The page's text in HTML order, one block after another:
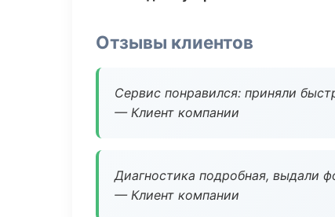
Отзывы клиентов
Сервис понравился: приняли
— Клиент компании
Диагностика подробная, выдали
— Клиент компании